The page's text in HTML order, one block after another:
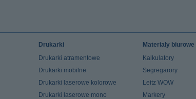
Drukarki
Drukarki atramentowe
Drukarki mobilne
Drukarki laserowe kolorowe
Drukarki laserowe mono
Materiały biurowe
Kalkulatory
Segregarory
Leitz WOW
Markery